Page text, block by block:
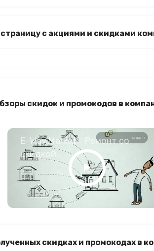
с акциями и скидками
скидок и промокодов в
E-Way.Market - Ремонт со
скидкой
скидках и промокодах в